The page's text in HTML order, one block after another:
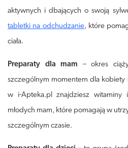
aktywnych i dbających o swoją
tabletki na odchudzanie, które
ciała.
Preparaty dla mam – okres
szczególnym momentem dla kobiety
w i-Apteka.pl znajdziesz witaminy
młodych mam, które pomagają w
szczególnym czasie.